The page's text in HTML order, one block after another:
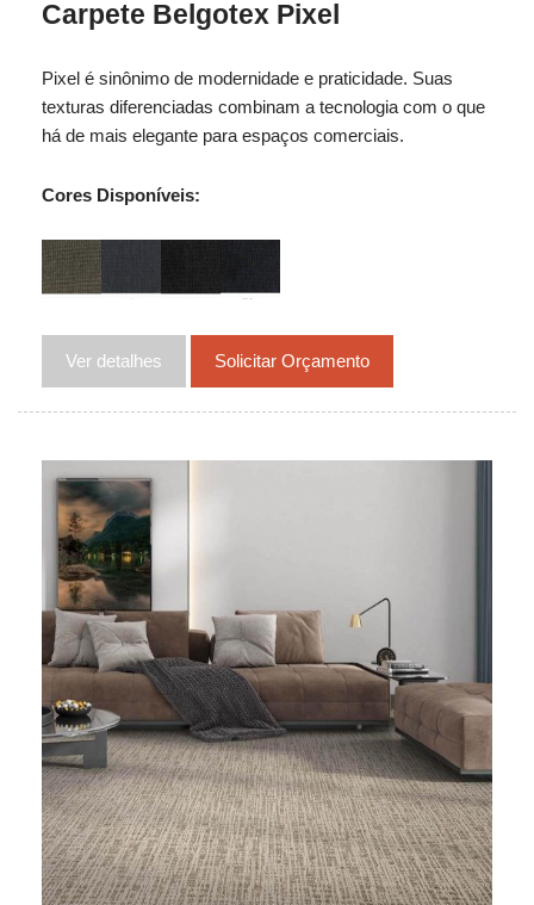
Carpete Belgotex Pixel
Pixel é sinônimo de modernidade e praticidade. Suas
texturas diferenciadas combinam a tecnologia com o que
há de mais elegante para espaços comerciais.
Cores Disponíveis:
Ver detalhes Solicitar Orçamento